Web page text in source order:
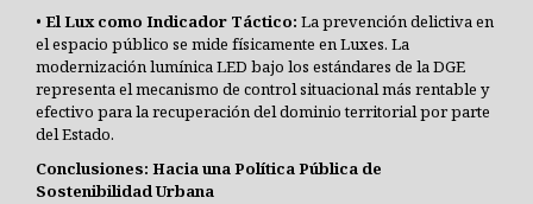
• El Lux como Indicador Táctico: La prevención delictiva en
el espacio público se mide físicamente en Luxes. La
modernización lumínica LED bajo los estándares de la DGE
representa el mecanismo de control situacional más rentable y
efectivo para la recuperación del dominio territorial por parte
del Estado.
Conclusiones: Hacia una Política Pública de
Sostenibilidad Urbana